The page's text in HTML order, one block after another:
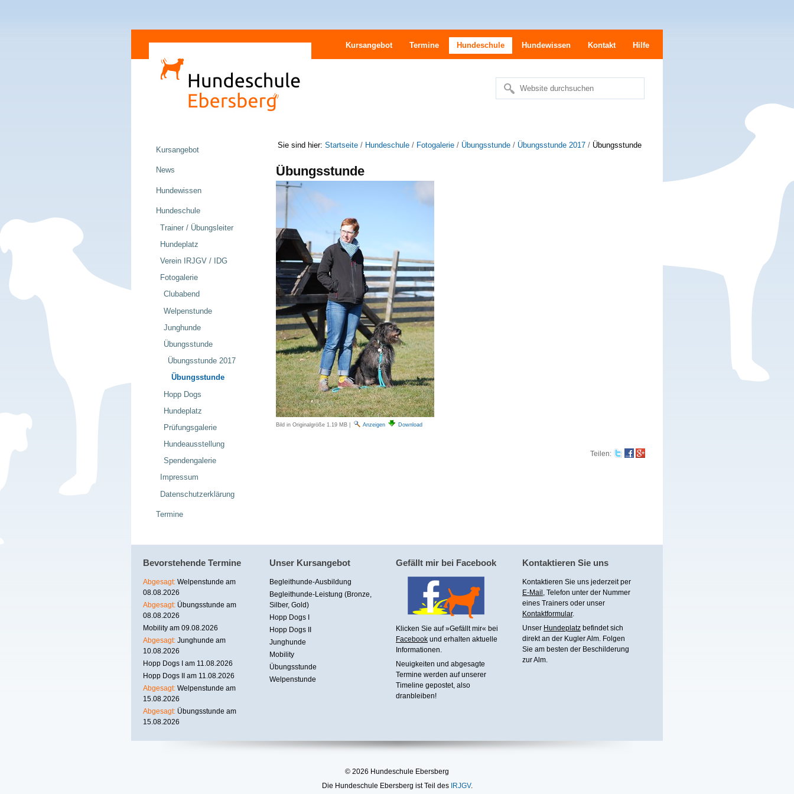
zum
Inhalt
Direkt
Navigation
Kursangebot Termine Hundeschule Hundewissen Kontakt Hilfe
Website durchsuchen
Erweiterte
Sie sind hier: Startseite / Hundeschule / Fotogalerie / Übungsstunde / Übungsstunde 2017 / Übungsstunde
Übungsstunde
Bild in Originalgröße 1.19 MB| Anzeigen Download
Teilen:
Kursangebot
News
Hundewissen
Hundeschule
Trainer / Übungsleiter
Hundeplatz
Verein IRJGV / IDG
Fotogalerie
Clubabend
Welpenstunde
Junghunde
Übungsstunde
Übungsstunde 2017
Übungsstunde
Hopp Dogs
Hundeplatz
Prüfungsgalerie
Hundeausstellung
Spendengalerie
Impressum
Datenschutzerklärung
Termine
Bevorstehende Termine
Abgesagt: Welpenstunde am
08.08.2026
Abgesagt: Übungsstunde am
08.08.2026
Mobility am 09.08.2026
Abgesagt: Junghunde am
10.08.2026
Hopp Dogs I am 11.08.2026
Hopp Dogs II am 11.08.2026
Abgesagt: Welpenstunde am
15.08.2026
Abgesagt: Übungsstunde am
15.08.2026
Unser Kursangebot
Begleithunde-Ausbildung
Begleithunde-Leistung (Bronze,
Silber, Gold)
Hopp Dogs I
Hopp Dogs II
Junghunde
Mobility
Übungsstunde
Welpenstunde
Gefällt mir bei Facebook
Klicken Sie auf »Gefällt mir« bei
Facebook und erhalten aktuelle
Informationen.
Neuigkeiten und abgesagte
Termine werden auf unserer
Timeline gepostet, also
dranbleiben!
Kontaktieren Sie uns
Kontaktieren Sie uns jederzeit per
E-Mail , Telefon unter der Nummer
eines Trainers oder unser
Kontaktformular.
Unser Hundeplatz befindet sich
direkt an der Kugler Alm. Folgen
Sie am besten der Beschilderung
zur Alm.
© 2026 Hundeschule Ebersberg
Die Hundeschule Ebersberg ist Teil des IRJGV.